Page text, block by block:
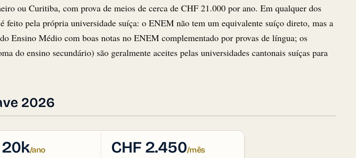
ou Curitiba, com prova de meios de cerca de CHF 21.000 por ano. Em qualquer dos
feito pela própria universidade suíça: o ENEM não tem um equivalente suíço direto, mas a
Ensino Médio com boas notas no ENEM complementado por provas de língua; os
do ensino secundário) são geralmente aceites pelas universidades cantonais suíças para
2026
20k/ano CHF 2.450/mês